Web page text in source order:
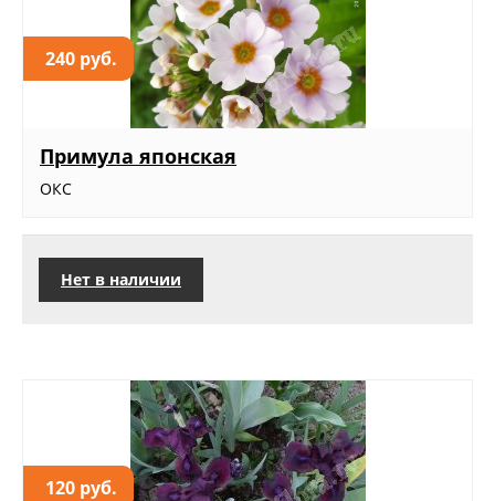
240 руб.
Примула японская
ОКС
Нет в наличии
120 руб.